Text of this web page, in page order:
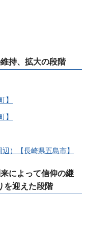
持、拡大の段階
】
】
）【長崎県五島市】
によって信仰の継
を迎えた段階